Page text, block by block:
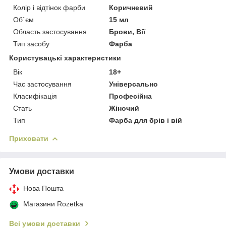
Колір і відтінок фарби
Коричневий
Об`єм
15 мл
Область застосування
Брови, Вії
Тип засобу
Фарба
Користувацькі характеристики
Вік
18+
Час застосування
Універсально
Класифікація
Професійна
Стать
Жіночий
Тип
Фарба для брів і вій
Приховати
Умови доставки
Нова Пошта
Магазини Rozetka
Всі умови доставки